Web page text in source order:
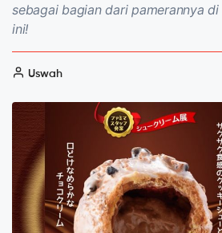
sebagai bagian dari pamerannya
ini!
Uswah